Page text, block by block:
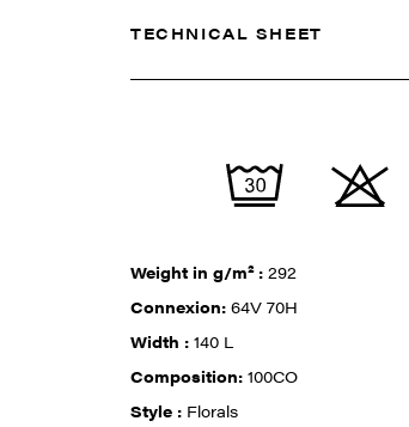
TECHNICAL SHEET
Weight in g/m² :292
Connexion:64V 70H
Width :140 L
Composition:100CO
Style : Florals